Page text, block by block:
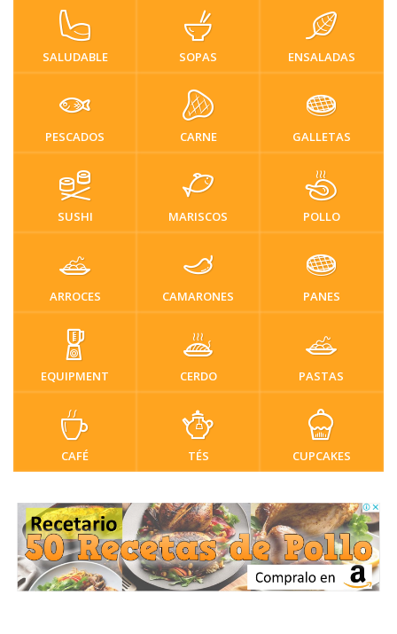
SALUDABLE SOPAS ENSALADAS
PESCADOS CARNE GALLETAS
SUSHI MARISCOS POLLO
ARROCES CAMARONES PANES
EQUIPMENT CERDO PASTAS
CAFÉ TÉS CUPCAKES